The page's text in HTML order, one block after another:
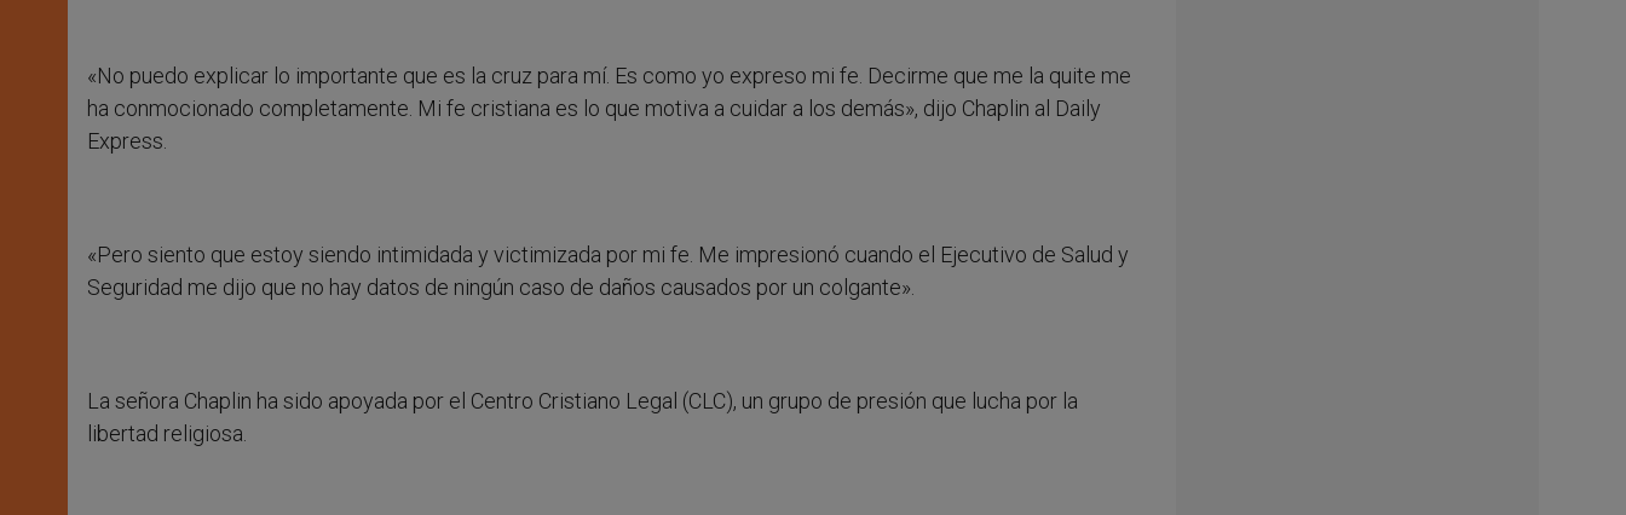
«No puedo explicar lo importante que es la cruz para mí. Es como yo expreso mi fe. Decirme que me la quite me
ha conmocionado completamente. Mi fe cristiana es lo que motiva a cuidar a los demás», dijo Chaplin al Daily
Express.
«Pero siento que estoy siendo intimidada y victimizada por mi fe. Me impresionó cuando el Ejecutivo de Salud y
Seguridad me dijo que no hay datos de ningún caso de daños causados por un colgante».
La señora Chaplin ha sido apoyada por el Centro Cristiano Legal (CLC), un grupo de presión que lucha por la
libertad religiosa.